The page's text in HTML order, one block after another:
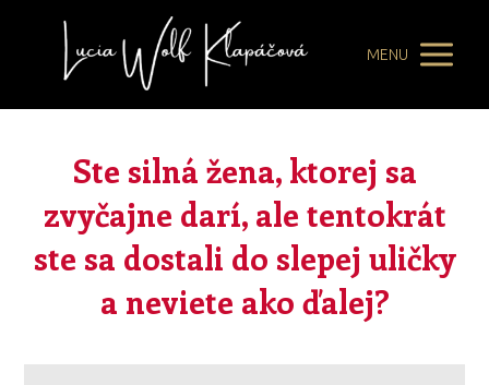
MENU
Ste silná žena, ktorej sa
zvyčajne darí, ale tentokrát
ste sa dostali do slepej uličky
a neviete ako ďalej?